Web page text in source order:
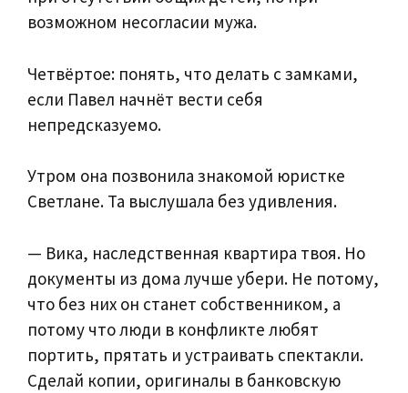
возможном несогласии мужа.
Четвёртое: понять, что делать с замками,
если Павел начнёт вести себя
непредсказуемо.
Утром она позвонила знакомой юристке
Светлане. Та выслушала без удивления.
— Вика, наследственная квартира твоя. Но
документы из дома лучше убери. Не потому,
что без них он станет собственником, а
потому что люди в конфликте любят
портить, прятать и устраивать спектакли.
Сделай копии, оригиналы в банковскую